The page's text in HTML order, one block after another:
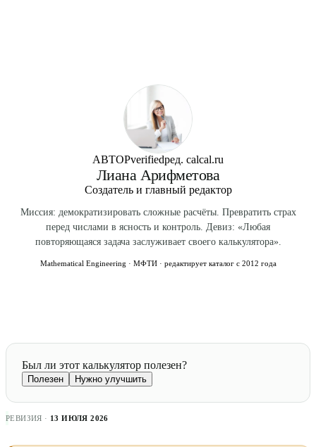
техпаспорта. Закрытая веранда уже считается частью
дома — обязательно регистрация перепланировки.
АВТОРverifiedред. calcal.ru
Лиана Арифметова
Создатель и главный редактор
Миссия: демократизировать сложные расчёты. Превратить страх
перед числами в ясность и контроль. Девиз: «Любая
повторяющаяся задача заслуживает своего калькулятора».
Mathematical Engineering · МФТИ · редактирует каталог с 2012 года
Был ли этот калькулятор полезен?
Полезен Нужно улучшить
РЕВИЗИЯ · 13 ИЮЛЯ 2026